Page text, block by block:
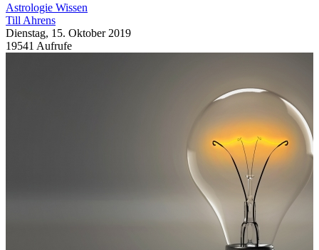
Astrologie Wissen
Till Ahrens
Dienstag, 15. Oktober 2019
19541 Aufrufe